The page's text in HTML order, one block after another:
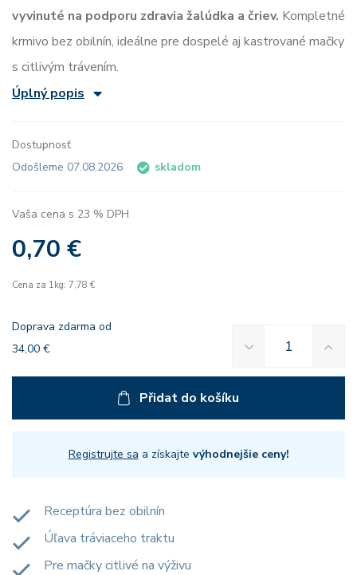
vyvinuté na podporu zdravia žalúdka a čriev. Kompletné
krmivo bez obilnín, ideálne pre dospelé aj kastrované mačky
s citlivým trávením.
Úplný popis
Dostupnosť
Odošleme 07.08.2026
skladom
Vaša cena s 23 % DPH
0,70 €
Cena za 1kg: 7,78 €
Doprava zdarma od
34,00 €
Přidat do košíku
Registrujte sa a získajte výhodnejšie ceny!
Receptúra ​​bez obilnín
Úľava tráviaceho traktu
Pre mačky citlivé na výživu